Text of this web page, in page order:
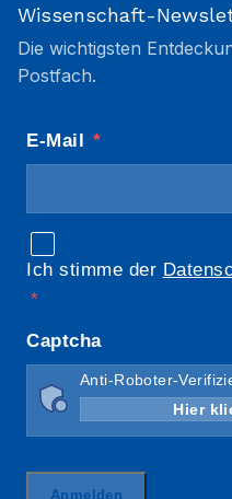
Wissenschaft-
Die wichtigsten
Postfach.